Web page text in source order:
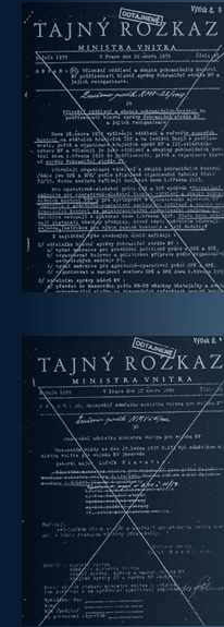
zobrazit PDF dokument
zobrazit PDF dokument